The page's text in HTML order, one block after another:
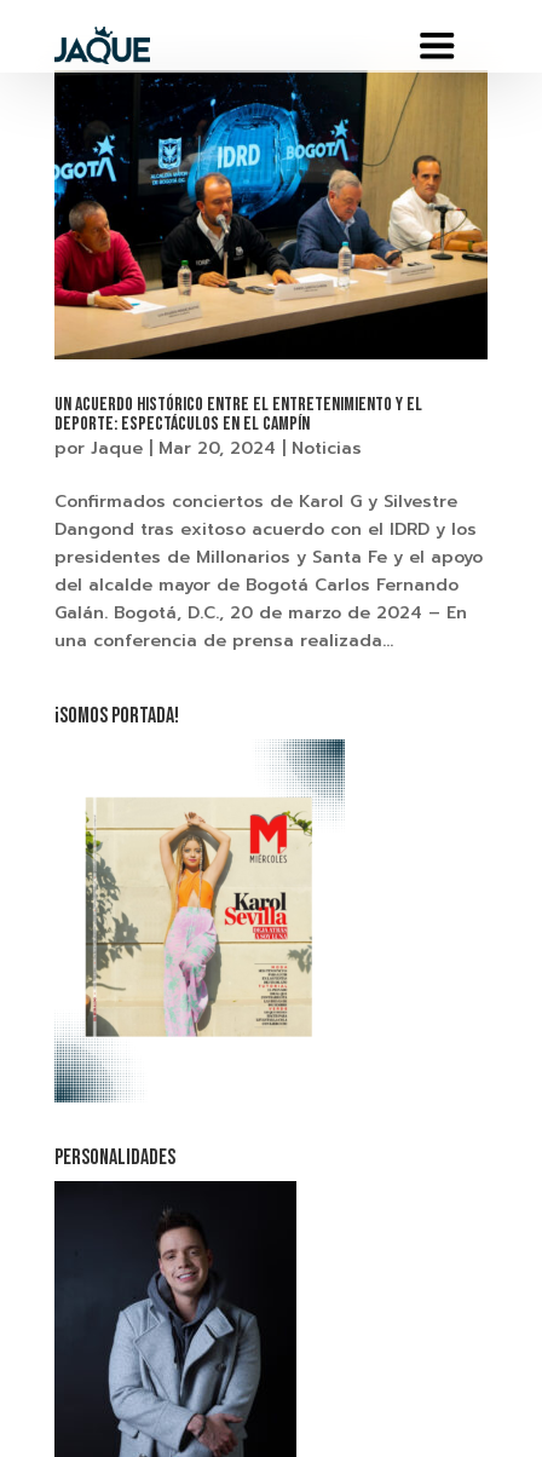
Un acuerdo histórico entre el entretenimiento y el
deporte: espectáculos en El Campín
por Jaque| Mar 20, 2024 Noticias
Confirmados conciertos de Karol G y Silvestre
Dangond tras exitoso acuerdo con el IDRD y los
presidentes de Millonarios y Santa Fe y el apoyo
del alcalde mayor de Bogotá Carlos Fernando
Galán. Bogotá, D.C., 20 de marzo de 2024 – En
una conferencia de prensa realizada...
¡SOMOS PORTADA!
PERSONALIDADES